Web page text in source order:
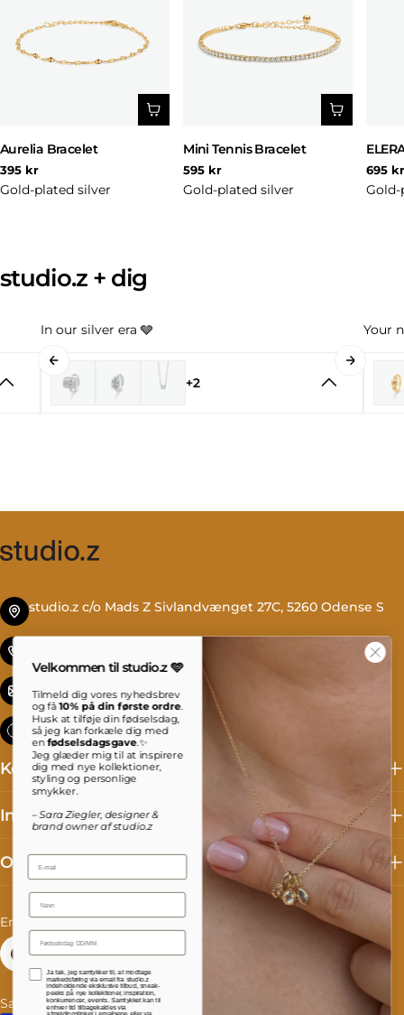
Aurelia Bracelet
Regular
price
395 kr
Gold-plated silver
Mini Tennis Bracelet
Regular
price
595 kr
Gold-plated silver
price
695
studio.z + dig
In our silver era 🩶
+2
Your
studio.z c/o Mads Z Sivlandvænget 27C, 5260 Odense S
info@studioz.dk
Mandag til torsdag: 8 - 16 Fredag: 8 - 15:30
Kollektioner
Information
Om studio.z
L
a
English
C
o
u
Denmark (DKK kr.)
Salgs- og leveringsbetingelser
Velkommen til studio.z 🩵
Tilmeld dig vores nyhedsbrev
og få10% på din første ordre.
Husk at tilføje din fødselsdag,
så jeg kan forkæle dig med
enfødselsdagsgave.✨
Jeg glæder mig til at inspirere
dig med nye kollektioner,
styling og personlige
smykker.
– Sara Ziegler, designer &
brand owner af studio.z
Email
Name
Accepterer persondatapolitik
Ja tak, jeg samtykker til, at modtage
markedsføring via email fra studio.z
indeholdende eksklusive tilbud, sneak-
peeks på nye kollektioner, inspiration,
konkurrencer, events. Samtykket kan til
enhver tid tilbagekaldes via